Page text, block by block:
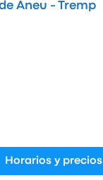
Aneu - Tremp
Horarios y precios